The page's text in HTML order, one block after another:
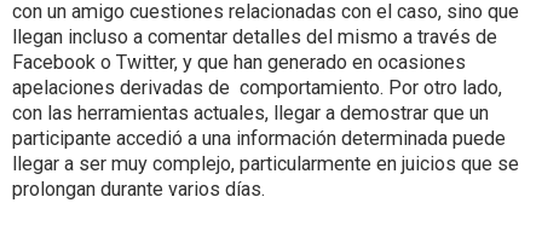
con un amigo cuestiones relacionadas con el caso, sino que
llegan incluso a comentar detalles del mismo a través de
Facebook o Twitter, y que han generado en ocasiones
apelaciones derivadas de comportamiento. Por otro lado,
con las herramientas actuales, llegar a demostrar que un
participante accedió a una información determinada puede
llegar a ser muy complejo, particularmente en juicios que se
prolongan durante varios días.